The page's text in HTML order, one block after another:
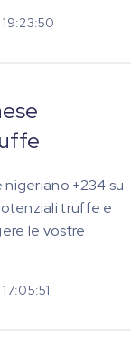
+234 su
truffe e
le vostre